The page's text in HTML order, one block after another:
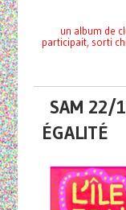
un album de
participait, sorti
SAM 22/
ÉGALITÉ